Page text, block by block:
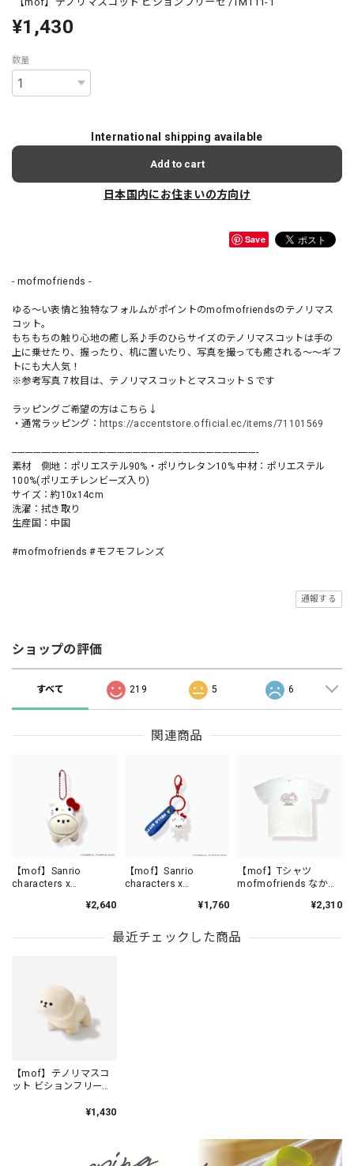
¥1,430
数量
International shipping available
Add to cart
日本国内にお住まいの方向け
Save
- mofmofriends -
ゆる〜い表情と独特なフォルムがポイントのmofmofriendsのテノリマス
コット。
もちもちの触り心地の癒し系♪手のひらサイズのテノリマスコットは手の
上に乗せたり、握ったり、机に置いたり、写真を撮っても癒される〜〜ギフ
トにも大人気！
※参考写真７枚目は、テノリマスコットとマスコットＳです
ラッピングご希望の方はこちら↓
・通常ラッピング： https://accentstore.official.ec/items/71101569
----------------------------------------------------------------------------------------------
素材 側地：ポリエステル90%・ポリウレタン10% 中材：ポリエステル
100%(ポリエチレンビーズ入り)
サイズ：約10x14cm
洗濯：拭き取り
生産国：中国
#mofmofriends #モフモフレンズ
通報する
ショップの評価
すべて 219 5 6
関連商品
【mof】Sanrio
characters x
しマスコットチャーム
¥2,640
【mof】Sanrio
characters x
しPVCキーホルダー
フリーゼ / MFS006-1
¥1,760
【mof】Tシャツ
mofmofriends なかよ
¥2,310
最近チェックした商品
【mof】テノリマスコ
ット ビションフリーゼ
¥1,430